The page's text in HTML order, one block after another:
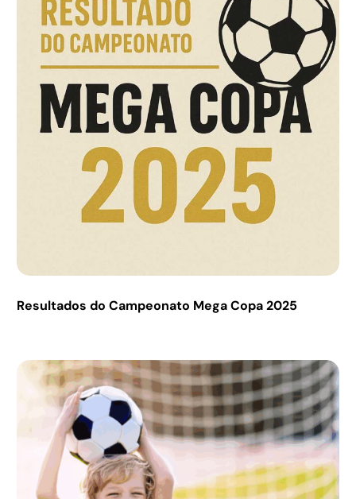
Resultados do Campeonato Mega Copa 2025